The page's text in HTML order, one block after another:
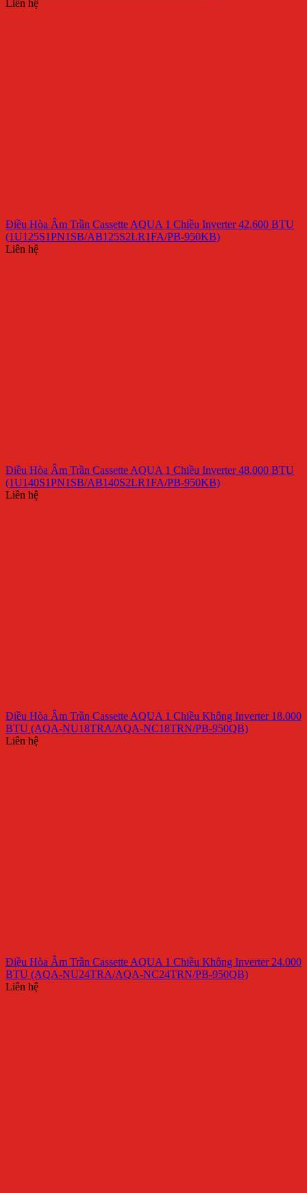
Liên hệ
Điều Hòa Âm Trần Cassette AQUA 1 Chiều Inverter 42.600 BTU
(1U125S1PN1SB/AB125S2LR1FA/PB-950KB)
Liên hệ
Điều Hòa Âm Trần Cassette AQUA 1 Chiều Inverter 48.000 BTU
(1U140S1PN1SB/AB140S2LR1FA/PB-950KB)
Liên hệ
Điều Hòa Âm Trần Cassette AQUA 1 Chiều Không Inverter 18.000
BTU (AQA-NU18TRA/AQA-NC18TRN/PB-950QB)
Liên hệ
Điều Hòa Âm Trần Cassette AQUA 1 Chiều Không Inverter 24.000
BTU (AQA-NU24TRA/AQA-NC24TRN/PB-950QB)
Liên hệ